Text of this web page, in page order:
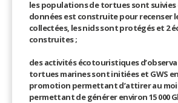
les populations de tortues sont suivies
données est construite pour recenser
collectées, les nids sont protégés et 2
construites ;
des activités écotouristiques
tortues marines sont initiées et GWS
promotion permettant d’attirer au
permettant de générer environ 15 000